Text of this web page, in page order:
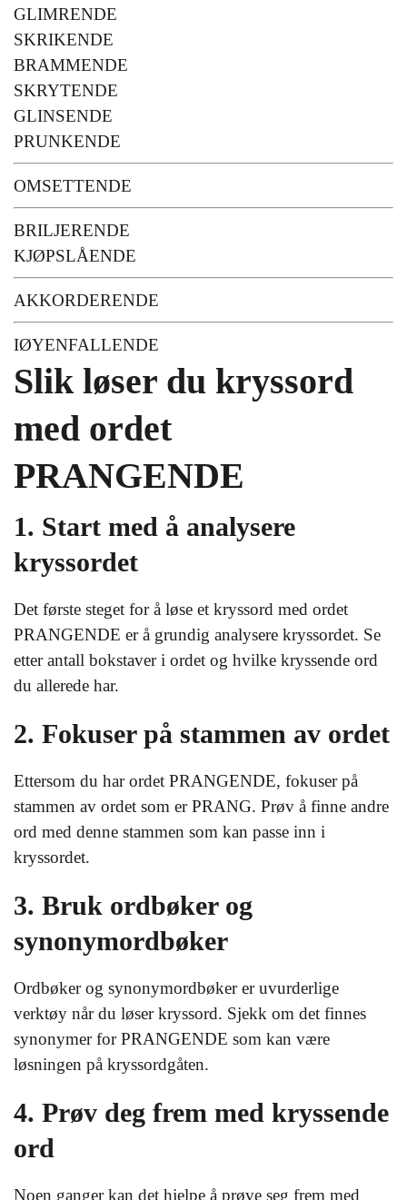
GLIMRENDE
SKRIKENDE
BRAMMENDE
SKRYTENDE
GLINSENDE
PRUNKENDE
OMSETTENDE
BRILJERENDE
KJØPSLÅENDE
AKKORDERENDE
IØYENFALLENDE
Slik løser du kryssord
med ordet
PRANGENDE
1. Start med å analysere
kryssordet
Det første steget for å løse et kryssord med ordet
PRANGENDE er å grundig analysere kryssordet. Se
etter antall bokstaver i ordet og hvilke kryssende ord
du allerede har.
2. Fokuser på stammen av ordet
Ettersom du har ordet PRANGENDE, fokuser på
stammen av ordet som er PRANG. Prøv å finne andre
ord med denne stammen som kan passe inn i
kryssordet.
3. Bruk ordbøker og
synonymordbøker
Ordbøker og synonymordbøker er uvurderlige
verktøy når du løser kryssord. Sjekk om det finnes
synonymer for PRANGENDE som kan være
løsningen på kryssordgåten.
4. Prøv deg frem med kryssende
ord
Noen ganger kan det hjelpe å prøve seg frem med